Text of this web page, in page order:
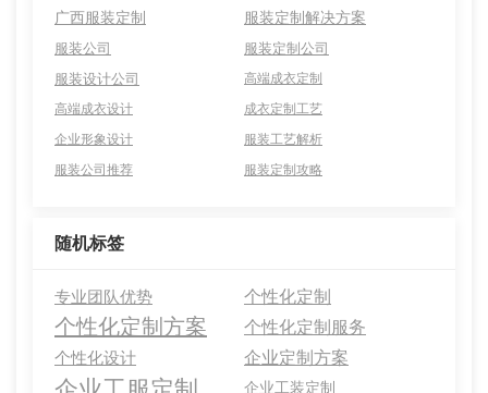
广西服装定制
服装定制解决方案
服装公司
服装定制公司
服装设计公司
高端成衣定制
高端成衣设计
成衣定制工艺
企业形象设计
服装工艺解析
服装公司推荐
服装定制攻略
随机标签
专业团队优势 个性化定制
个性化定制方案 个性化定制服务
个性化设计 企业定制方案
企业工装定制